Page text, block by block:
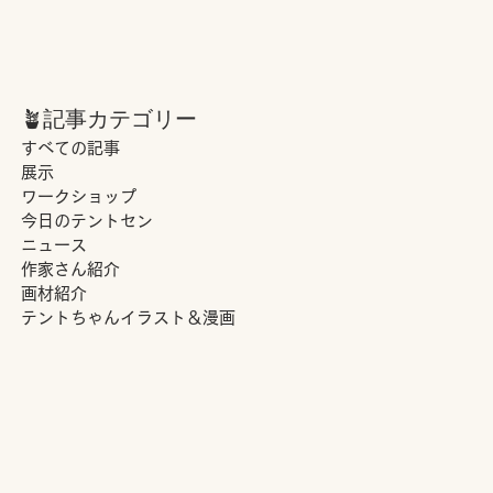
🪴記事カテゴリー
すべての記事
展示
ワークショップ
今日のテントセン
ニュース
作家さん紹介
画材紹介
テントちゃんイラスト＆漫画